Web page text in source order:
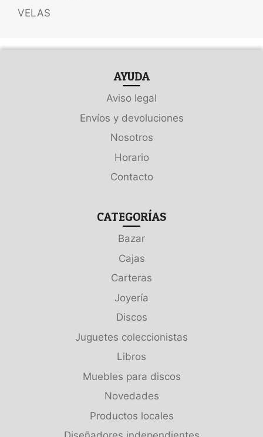
VELAS
AYUDA
Aviso legal
Envíos y devoluciones
Nosotros
Horario
Contacto
CATEGORÍAS
Bazar
Cajas
Carteras
Joyería
Discos
Juguetes coleccionistas
Libros
Muebles para discos
Novedades
Productos locales